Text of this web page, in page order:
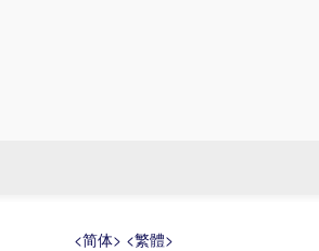
<简体> <繁體>